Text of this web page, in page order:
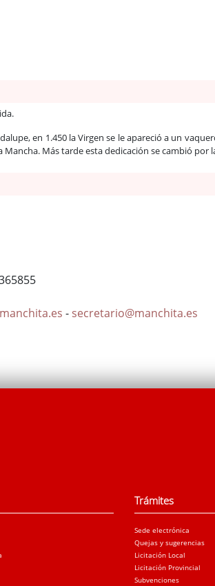
en 1.450 la Virgen se le apareció a un
Mancha. Más tarde esta dedicación se cambió por
- secretario@manchita.es
Trámites
Sede electrónica
Quejas y sugerencias
Licitación Local
Licitación Provincial
Subvenciones